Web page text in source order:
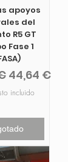
apoyos
del
R5 GT
Fase 1
Precio de
44,64 €
incluido